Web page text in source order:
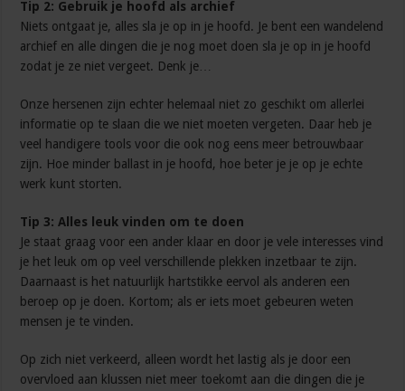
Tip 2: Gebruik je hoofd als archief
Niets ontgaat je, alles sla je op in je hoofd. Je bent een wandelend
archief en alle dingen die je nog moet doen sla je op in je hoofd
zodat je ze niet vergeet. Denk je…
Onze hersenen zijn echter helemaal niet zo geschikt om allerlei
informatie op te slaan die we niet moeten vergeten. Daar heb je
veel handigere tools voor die ook nog eens meer betrouwbaar
zijn. Hoe minder ballast in je hoofd, hoe beter je je op je echte
werk kunt storten.
Tip 3: Alles leuk vinden om te doen
Je staat graag voor een ander klaar en door je vele interesses vind
je het leuk om op veel verschillende plekken inzetbaar te zijn.
Daarnaast is het natuurlijk hartstikke eervol als anderen een
beroep op je doen. Kortom; als er iets moet gebeuren weten
mensen je te vinden.
Op zich niet verkeerd, alleen wordt het lastig als je door een
overvloed aan klussen niet meer toekomt aan die dingen die je